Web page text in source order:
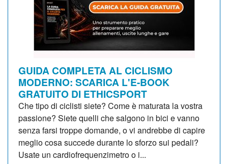
GUIDA COMPLETA AL CICLISMO
MODERNO: SCARICA L'E-BOOK
GRATUITO DI ETHICSPORT
Che tipo di ciclisti siete? Come è maturata la vostra
passione? Siete quelli che salgono in bici e vanno
senza farsi troppe domande, o vi andrebbe di capire
meglio cosa succede durante lo sforzo sui pedali?
Usate un cardiofrequenzimetro o i...